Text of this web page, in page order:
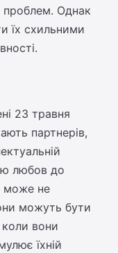
проблем. Однак
їх схильними
23 травня
партнерів,
любов до
може не
можуть бути
вони
їхній